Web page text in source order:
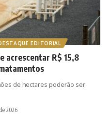
EDITORIAL
acrescentar R$ 15,8
de hectares poderão ser
2026